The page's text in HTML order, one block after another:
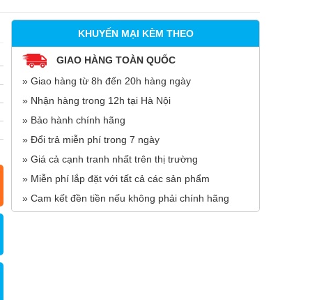
KHUYẾN MẠI KÈM THEO
GIAO HÀNG TOÀN QUỐC
» Giao hàng từ 8h đến 20h hàng ngày
» Nhận hàng trong 12h tại Hà Nội
» Bảo hành chính hãng
» Đổi trả miễn phí trong 7 ngày
» Giá cả cạnh tranh nhất trên thị trường
» Miễn phí lắp đặt với tất cả các sản phẩm
» Cam kết đền tiền nếu không phải chính hãng